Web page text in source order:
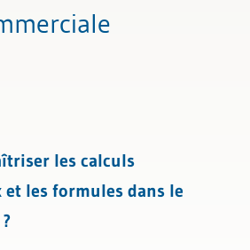
les calculs
et les formules dans le